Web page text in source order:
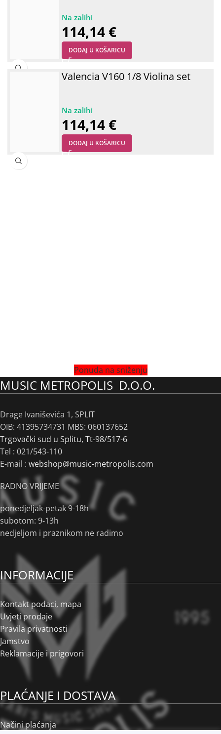
114,14 €
DODAJ U KOŠARICU
Valencia V160 1/8 Violina set
114,14 €
DODAJ U KOŠARICU
Ponuda na sniženju
MUSIC METROPOLIS D.O.O.
Drage Ivaniševića 1, SPLIT
OIB: 41395734731 MBS: 060137652
Trgovački sud u Splitu, Tt-98/517-6
Tel : 021/543-110
E-mail : webshop@music-metropolis.com
RADNO VRIJEME
ponedjeljak-petak 9-18h
subotom: 9-13h
nedjeljom i praznikom ne radimo
INFORMACIJE
Kontakt podaci, mapa
Uvjeti prodaje
Pravila privatnosti
Jamstvo
Reklamacije i prigovori
PLAĆANJE I DOSTAVA
Načini plaćanja